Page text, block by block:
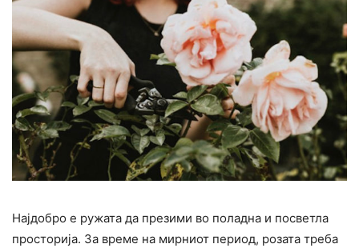
Најдобро е ружата да презими во поладна и посветла
просторија. За време на мирниот период, розата треба